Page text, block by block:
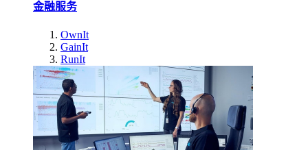
金融服务
OwnIt
GainIt
RunIt